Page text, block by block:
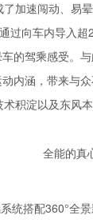
加速闯动、易
过向车内导入
的驾乘感受。
内涵，带来与
积淀以及东风
统搭配360°全